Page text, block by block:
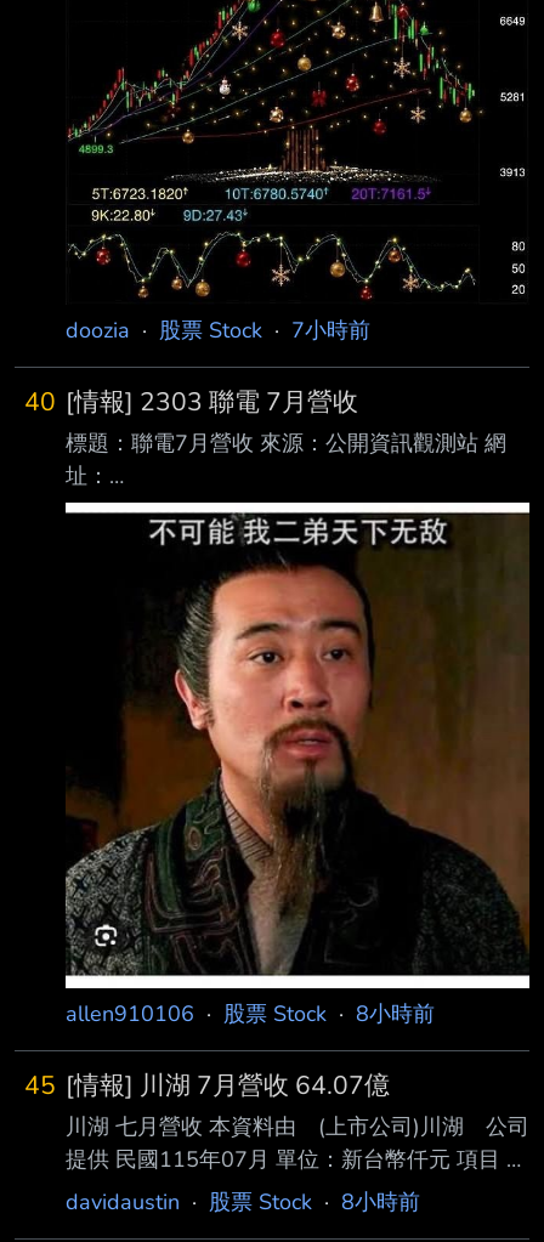
doozia · 股票 Stock · 7小時前
40 [情報] 2303 聯電 7月營收
標題：聯電7月營收 來源：公開資訊觀測站 網
址：
https://mopsov.twse.com.tw/mops/web/index 內
文： 本資料由 (上市公司) 聯電 公司提供 民國
115年07月 單位：新台幣仟元 項目 營業收入淨
額 本月： 23,844,045 去年同期： 20,040,049
增減金額： 3,803,996 增減百分比： 18.98 本
年累計： 153,614,609 去年累計：
136,656,663 增減金額： 16,957,946 增減百分
比： 12.41 備註/營收變化原因
allen910106 · 股票 Stock · 8小時前
45 [情報] 川湖 7月營收 64.07億
川湖 七月營收 本資料由 (上市公司)川湖 公司
提供 民國115年07月 單位：新台幣仟元 項目 營
業收入淨額 本月 6,407,256 去年同期
davidaustin · 股票 Stock · 8小時前